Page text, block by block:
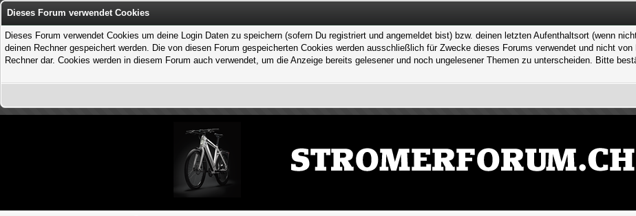
Dieses Forum verwendet Cookies
Dieses Forum verwendet Cookies um deine Login Daten zu speichern (sofern Du registriert und angemeldet bist) bzw. deinen letzten Aufenthaltsort (wenn
deinen Rechner gespeichert werden. Die von diesen Forum gespeicherten Cookies werden ausschließlich für Zwecke dieses Forums verwendet und nicht
Rechner dar. Cookies werden in diesem Forum auch verwendet, um die Anzeige bereits gelesener und noch ungelesener Themen zu unterscheiden. Bitte